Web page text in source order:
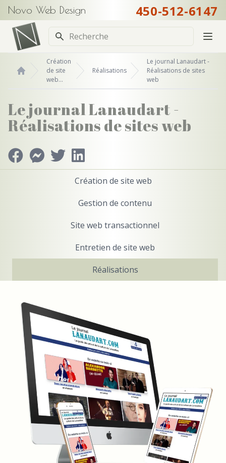
Novo Web Design 450-512-6147
Recherche
Création
de site
web...
Réalisations
Le journal Lanaudart -
Réalisations de sites
web
Le journal Lanaudart -
Réalisations de sites web
Création de site web
Gestion de contenu
Site web transactionnel
Entretien de site web
Réalisations